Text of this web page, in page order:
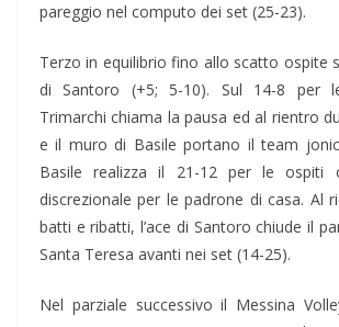
pareggio nel computo dei set (25-23).
Terzo in equilibrio fino allo scatto ospite
di Santoro (+5; 5-10). Sul 14-8 per
Trimarchi chiama la pausa ed al rientro
e il muro di Basile portano il team
Basile realizza il 21-12 per le ospiti
discrezionale per le padrone di casa. Al
batti e ribatti, l’ace di Santoro chiude il
Santa Teresa avanti nei set (14-25).
Nel parziale successivo il Messina